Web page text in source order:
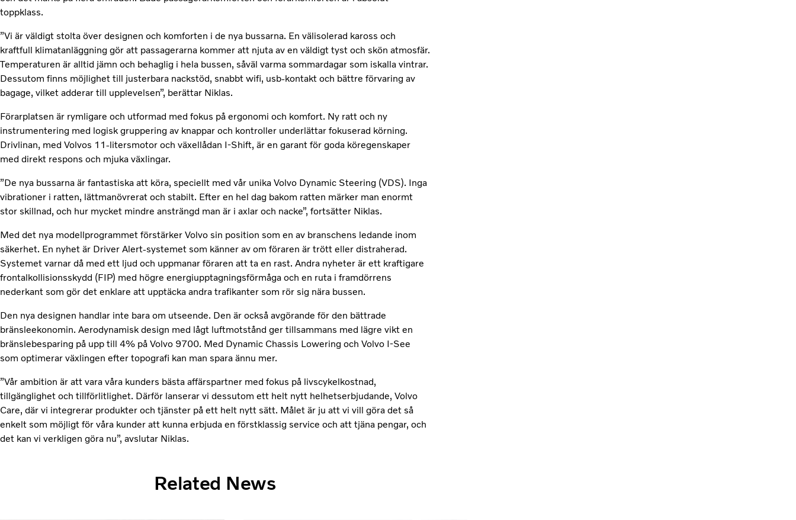
toppklass.
”Vi är väldigt stolta över designen och komforten i de nya bussarna. En välisolerad kaross och
kraftfull klimatanläggning gör att passagerarna kommer att njuta av en väldigt tyst och skön atmosfär.
Temperaturen är alltid jämn och behaglig i hela bussen, såväl varma sommardagar som iskalla vintrar.
Dessutom finns möjlighet till justerbara nackstöd, snabbt wifi, usb-kontakt och bättre förvaring av
bagage, vilket adderar till upplevelsen”, berättar Niklas.
Förarplatsen är rymligare och utformad med fokus på ergonomi och komfort. Ny ratt och ny
instrumentering med logisk gruppering av knappar och kontroller underlättar fokuserad körning.
Drivlinan, med Volvos 11-litersmotor och växellådan I-Shift, är en garant för goda köregenskaper
med direkt respons och mjuka växlingar.
”De nya bussarna är fantastiska att köra, speciellt med vår unika Volvo Dynamic Steering (VDS). Inga
vibrationer i ratten, lättmanövrerat och stabilt. Efter en hel dag bakom ratten märker man enormt
stor skillnad, och hur mycket mindre ansträngd man är i axlar och nacke”, fortsätter Niklas.
Med det nya modellprogrammet förstärker Volvo sin position som en av branschens ledande inom
säkerhet. En nyhet är Driver Alert-systemet som känner av om föraren är trött eller distraherad.
Systemet varnar då med ett ljud och uppmanar föraren att ta en rast. Andra nyheter är ett kraftigare
frontalkollisionsskydd (FIP) med högre energiupptagningsförmåga och en ruta i framdörrens
nederkant som gör det enklare att upptäcka andra trafikanter som rör sig nära bussen.
Den nya designen handlar inte bara om utseende. Den är också avgörande för den bättrade
bränsleekonomin. Aerodynamisk design med lågt luftmotstånd ger tillsammans med lägre vikt en
bränslebesparing på upp till 4% på Volvo 9700. Med Dynamic Chassis Lowering och Volvo I-See
som optimerar växlingen efter topografi kan man spara ännu mer.
”Vår ambition är att vara våra kunders bästa affärspartner med fokus på livscykelkostnad,
tillgänglighet och tillförlitlighet. Därför lanserar vi dessutom ett helt nytt helhetserbjudande, Volvo
Care, där vi integrerar produkter och tjänster på ett helt nytt sätt. Målet är ju att vi vill göra det så
enkelt som möjligt för våra kunder att kunna erbjuda en förstklassig service och att tjäna pengar, och
det kan vi verkligen göra nu”, avslutar Niklas.
Related News